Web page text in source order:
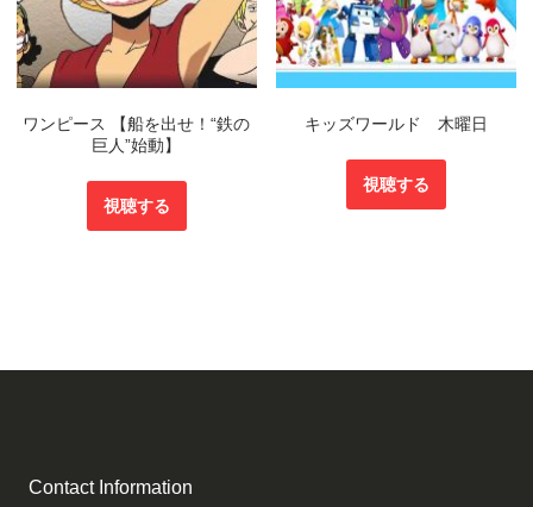
ワンピース 【船を出せ！“鉄の
巨人”始動】
視聴する
キッズワールド 木曜日
視聴する
Contact Information